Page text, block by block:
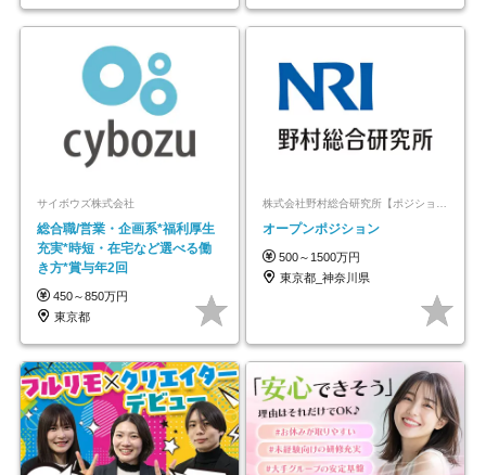
サイボウズ株式会社
総合職/営業・企画系*福利厚生
充実*時短・在宅など選べる働
き方*賞与年2回
450～850万円
東京都
オープンポジション
500～1500万円
東京都_神奈川県